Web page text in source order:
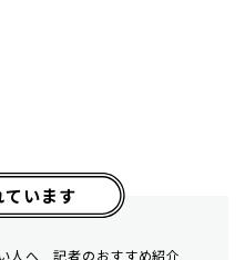
ています
人へ 記者のおすすめ紹介